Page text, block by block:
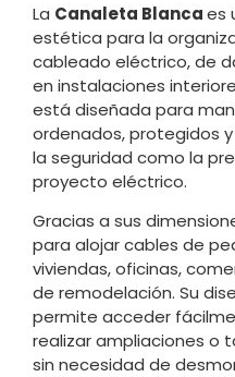
La Canaleta Blancaes
estética para la
cableado eléctrico, de
en instalaciones
está diseñada para
ordenados, protegidos
la seguridad como la
proyecto eléctrico.
Gracias a sus
para alojar cables de
viviendas, oficinas,
de remodelación. Su
permite acceder
realizar ampliaciones o
sin necesidad de